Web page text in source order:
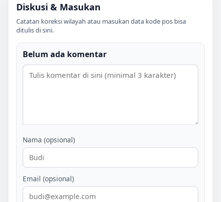
Diskusi & Masukan
Catatan koreksi wilayah atau masukan data kode pos bisa
ditulis di sini.
Belum ada komentar
Nama (opsional)
Email (opsional)